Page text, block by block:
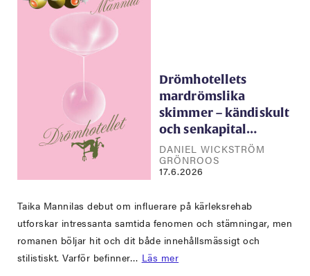
Drömhotellets
mardrömslika
skimmer – kändiskult
och senkapital…
DANIEL WICKSTRÖM
GRÖNROOS
17.6.2026
Taika Mannilas debut om influerare på kärleksrehab
utforskar intressanta samtida fenomen och stämningar, men
romanen böljar hit och dit både innehållsmässigt och
stilistiskt. Varför befinner… Läs mer